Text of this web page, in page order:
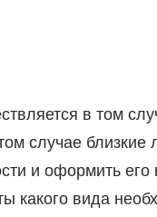
в том
случае близкие
и оформить
какого вида